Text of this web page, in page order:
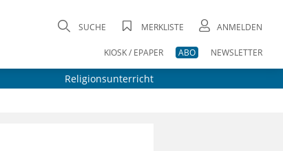
SUCHE MERKLISTE ANMELDEN
KIOSK / EPAPER ABO NEWSLETTER
Religionsunterricht